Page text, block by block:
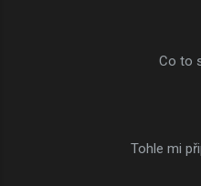
Co to
Tohle mi